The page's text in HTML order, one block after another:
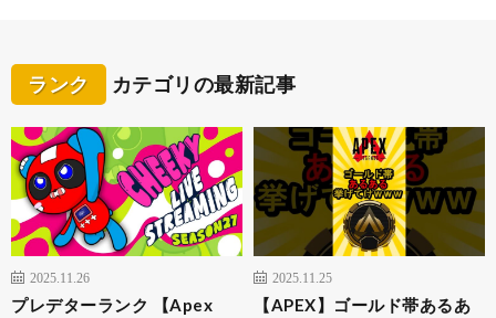
ランク カテゴリの最新記事
2025.11.26
プレデターランク 【Apex
2025.11.25
【APEX】ゴールド帯あるあ